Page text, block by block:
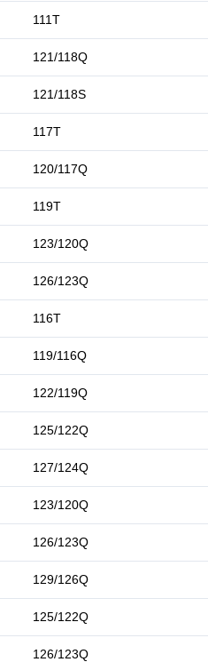
111T
121/118Q
121/118S
117T
120/117Q
119T
123/120Q
126/123Q
116T
119/116Q
122/119Q
125/122Q
127/124Q
123/120Q
126/123Q
129/126Q
125/122Q
126/123Q